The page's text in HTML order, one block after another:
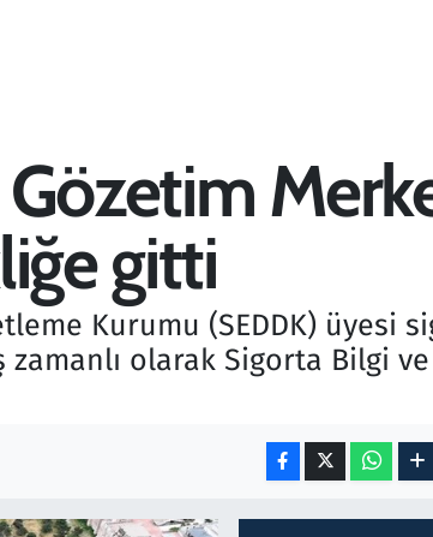
gitti
Kurumu (SEDDK) üyesi
olarak Sigorta Bilgi ve